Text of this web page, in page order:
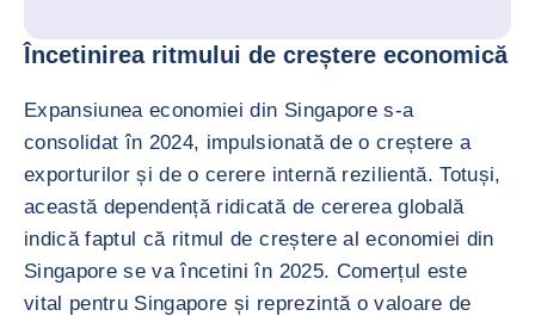
Încetinirea ritmului de creștere economică
Expansiunea economiei din Singapore s-a
consolidat în 2024, impulsionată de o creștere a
exporturilor și de o cerere internă rezilientă. Totuși,
această dependență ridicată de cererea globală
indică faptul că ritmul de creștere al economiei din
Singapore se va încetini în 2025. Comerțul este
vital pentru Singapore și reprezintă o valoare de